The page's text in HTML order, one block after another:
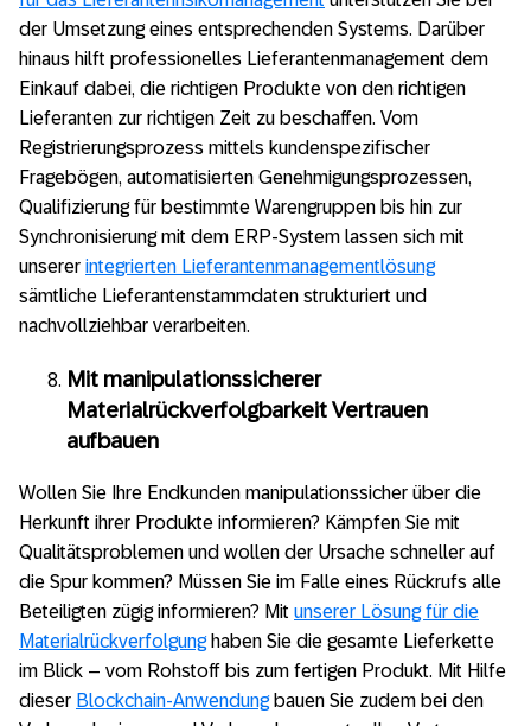
der Umsetzung eines entsprechenden Systems. Darüber
hinaus hilft professionelles Lieferantenmanagement dem
Einkauf dabei, die richtigen Produkte von den richtigen
Lieferanten zur richtigen Zeit zu beschaffen. Vom
Registrierungsprozess mittels kundenspezifischer
Fragebögen, automatisierten Genehmigungsprozessen,
Qualifizierung für bestimmte Warengruppen bis hin zur
Synchronisierung mit dem ERP-System lassen sich mit
unserer integrierten Lieferantenmanagementlösung
sämtliche Lieferantenstammdaten strukturiert und
nachvollziehbar verarbeiten.
Mit manipulationssicherer
Materialrückverfolgbarkeit Vertrauen
aufbauen
Wollen Sie Ihre Endkunden manipulationssicher über die
Herkunft ihrer Produkte informieren? Kämpfen Sie mit
Qualitätsproblemen und wollen der Ursache schneller auf
die Spur kommen? Müssen Sie im Falle eines Rückrufs alle
Beteiligten zügig informieren? Mit unserer Lösung für die
Materialrückverfolgunghaben Sie die gesamte Lieferkette
im Blick – vom Rohstoff bis zum fertigen Produkt. Mit Hilfe
dieser Blockchain-Anwendungbauen Sie zudem bei den